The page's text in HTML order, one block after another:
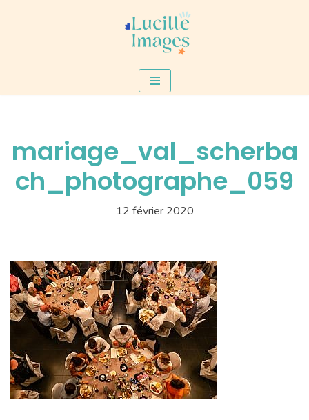
mariage_val_scherba
ch_photographe_059
12 février 2020